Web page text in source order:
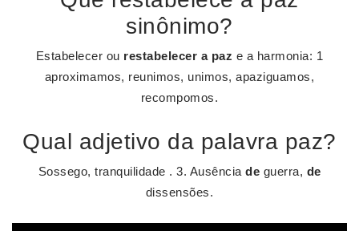
sinônimo?
Estabelecer ou restabelecer a paz e a harmonia: 1
aproximamos, reunimos, unimos, apaziguamos,
recompomos.
Qual adjetivo da palavra paz?
Sossego, tranquilidade . 3. Ausência de guerra, de
dissensões.